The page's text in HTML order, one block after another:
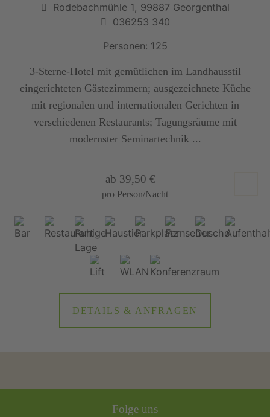
Rodebachmühle 1, 99887 Georgenthal
036253 340
Personen: 125
3-Sterne-Hotel mit gemütlichen im Landhausstil
eingerichteten Gästezimmern; ausgezeichnete Küche
mit regionalen und internationalen Gerichten in
verschiedenen Restaurants; Tagungsräume mit
modernster Seminartechnik ...
ab 39,50 €
pro Person/Nacht
DETAILS & ANFRAGEN
Folge uns